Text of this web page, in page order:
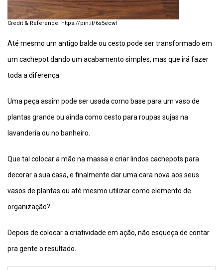
https://pin.it/6s5ecwI
Até mesmo um antigo balde ou cesto pode ser transformado em
um cachepot dando um acabamento simples, mas que irá fazer
toda a diferença.
Uma peça assim pode ser usada como base para um vaso de
plantas grande ou ainda como cesto para roupas sujas na
lavanderia ou no banheiro.
Que tal colocar a mão na massa e criar lindos cachepots para
decorar a sua casa, e finalmente dar uma cara nova aos seus
vasos de plantas ou até mesmo utilizar como elemento de
organização?
Depois de colocar a criatividade em ação, não esqueça de contar
pra gente o resultado.